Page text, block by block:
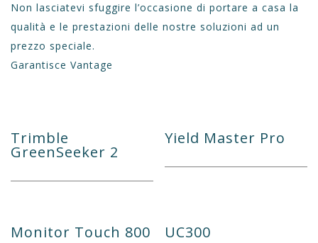
Non lasciatevi sfuggire l’occasione di portare a casa la
qualità e le prestazioni delle nostre soluzioni ad un
prezzo speciale.
Garantisce Vantage
Trimble
GreenSeeker 2
Yield Master Pro
Monitor Touch 800 UC300